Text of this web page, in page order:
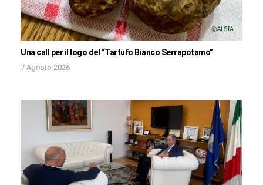
Una call per il logo del “Tartufo Bianco Serrapotamo”
7 Agosto 2026